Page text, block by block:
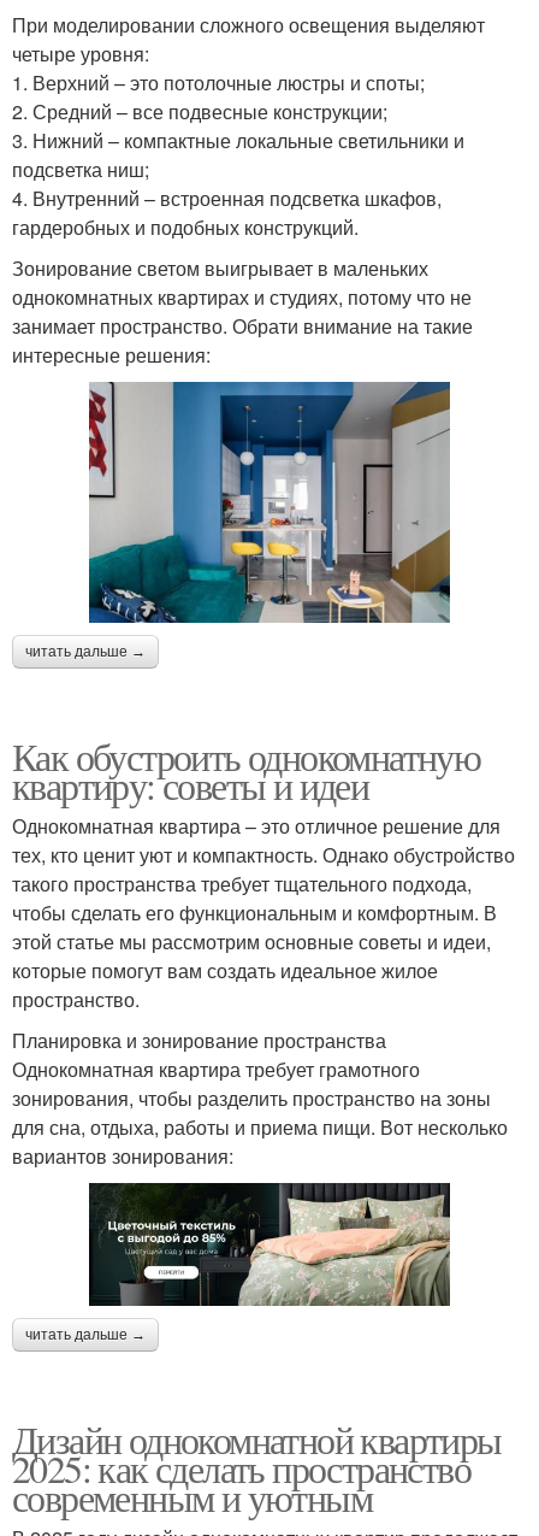
При моделировании сложного освещения выделяют
четыре уровня:
1. Верхний – это потолочные люстры и споты;
2. Средний – все подвесные конструкции;
3. Нижний – компактные локальные светильники и
подсветка ниш;
4. Внутренний – встроенная подсветка шкафов,
гардеробных и подобных конструкций.
Зонирование светом выигрывает в маленьких
однокомнатных квартирах и студиях, потому что не
занимает пространство. Обрати внимание на такие
интересные решения:
читать дальше →
Как обустроить однокомнатную
квартиру: советы и идеи
Однокомнатная квартира – это отличное решение для
тех, кто ценит уют и компактность. Однако обустройство
такого пространства требует тщательного подхода,
чтобы сделать его функциональным и комфортным. В
этой статье мы рассмотрим основные советы и идеи,
которые помогут вам создать идеальное жилое
пространство.
Планировка и зонирование пространства
Однокомнатная квартира требует грамотного
зонирования, чтобы разделить пространство на зоны
для сна, отдыха, работы и приема пищи. Вот несколько
вариантов зонирования:
читать дальше →
Дизайн однокомнатной квартиры
2025: как сделать пространство
современным и уютным